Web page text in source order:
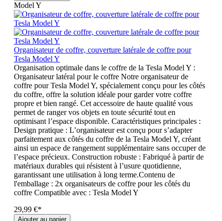
Model Y
Organisateur de coffre, couverture latérale de coffre pour
Tesla Model Y
Organisation optimale dans le coffre de la Tesla Model Y :
Organisateur latéral pour le coffre Notre organisateur de
coffre pour Tesla Model Y, spécialement conçu pour les côtés
du coffre, offre la solution idéale pour garder votre coffre
propre et bien rangé. Cet accessoire de haute qualité vous
permet de ranger vos objets en toute sécurité tout en
optimisant l’espace disponible. Caractéristiques principales :
Design pratique : L’organisateur est conçu pour s’adapter
parfaitement aux côtés du coffre de la Tesla Model Y, créant
ainsi un espace de rangement supplémentaire sans occuper de
l’espace précieux. Construction robuste : Fabriqué à partir de
matériaux durables qui résistent à l’usure quotidienne,
garantissant une utilisation à long terme.Contenu de
l'emballage : 2x organisateurs de coffre pour les côtés du
coffre Compatible avec : Tesla Model Y
29,99 €*
Ajouter au panier